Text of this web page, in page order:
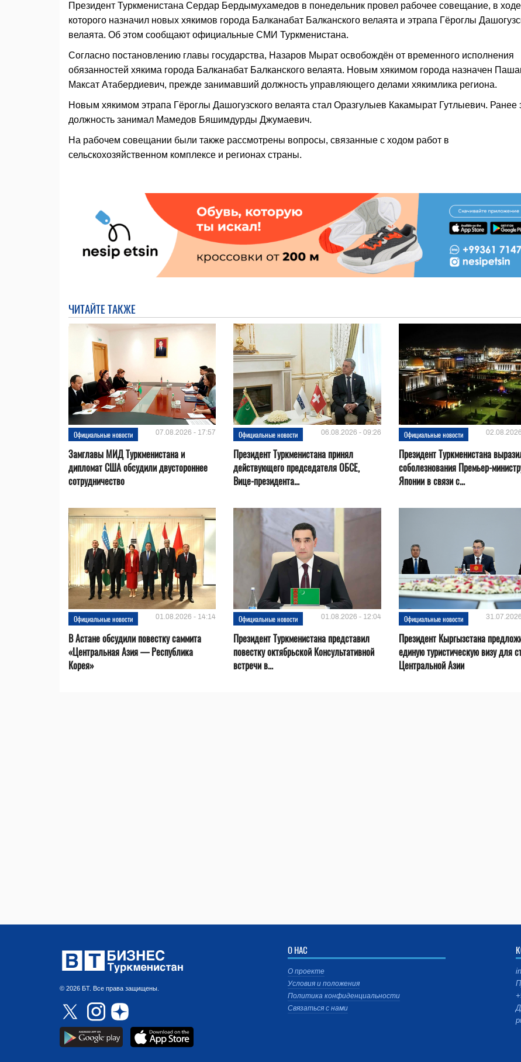
Президент Туркменистана Сердар Бердымухамедов в понедельник провел рабочее совещание, в ходе
которого назначил новых хякимов города Балканабат Балканского велаята и этрапа Гёроглы
велаята. Об этом сообщают официальные СМИ Туркменистана.
Согласно постановлению главы государства, Назаров Мырат освобождён от временного исполнения
обязанностей хякима города Балканабат Балканского велаята. Новым хякимом города назначен
Максат Атабердиевич, прежде занимавший должность управляющего делами хякимлика региона.
Новым хякимом этрапа Гёроглы Дашогузского велаята стал Оразгулыев Какамырат Гутлыевич. Ранее
должность занимал Мамедов Бяшимдурды Джумаевич.
На рабочем совещании были также рассмотрены вопросы, связанные с ходом работ в
сельскохозяйственном комплексе и регионах страны.
ЧИТАЙТЕ ТАКЖЕ
Официальные новости 07.08.2026 - 17:57
Замглавы МИД Туркменистана и
дипломат США обсудили двустороннее
сотрудничество
Официальные новости 06.08.2026 - 09:26
Президент Туркменистана принял
действующего председателя ОБСЕ,
Вице-президента...
Официальные новости
Президент Туркменистана
соболезнования Премьер-
Японии в связи с...
Официальные новости 01.08.2026 - 14:14
В Астане обсудили повестку саммита
«Центральная Азия — Республика
Корея»
Официальные новости 01.08.2026 - 12:04
Президент Туркменистана представил
повестку октябрьской Консультативной
встречи в...
Официальные новости
Президент Кыргызстана
единую туристическую визу для
Центральной Азии
© 2026 БТ. Все права защищены.
О НАС
О проекте
Условия и положения
Политика конфиденциальности
Связаться с нами